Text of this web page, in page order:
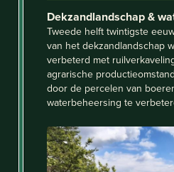
Dekzandlandschap &
Tweede helft twintigste
van het dekzandlandschap
verbeterd met
agrarische
door de percelen van
waterbeheersing te